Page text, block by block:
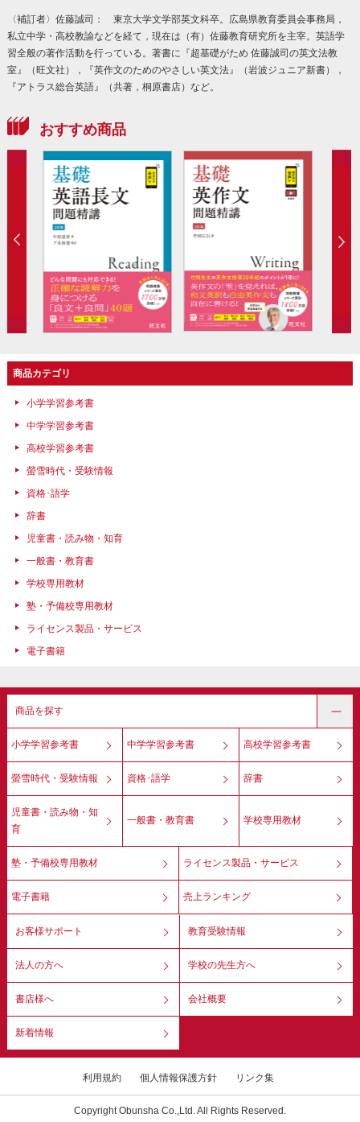
〈補訂者〉佐藤誠司： 東京大学文学部英文科卒。広島県教育委員会事務局，
私立中学・高校教諭などを経て，現在は（有）佐藤教育研究所を主宰。英語学
習全般の著作活動を行っている。著書に『超基礎がため 佐藤誠司の英文法教
室』（旺文社），『英作文のためのやさしい英文法』（岩波ジュニア新書），
『アトラス総合英語』（共著，桐原書店）など。
おすすめ商品
商品カテゴリ
小学学習参考書
中学学習参考書
高校学習参考書
螢雪時代・受験情報
資格･語学
辞書
児童書・読み物・知育
一般書・教育書
学校専用教材
塾・予備校専用教材
ライセンス製品・サービス
電子書籍
商品を探す
小学学習参考書 中学学習参考書 高校学習参考書
螢雪時代・受験情報 資格･語学 辞書
児童書・読み物・知
育
一般書・教育書 学校専用教材
塾・予備校専用教材 ライセンス製品・サービス
電子書籍 売上ランキング
お客様サポート 教育受験情報
法人の方へ 学校の先生方へ
書店様へ 会社概要
新着情報
利用規約 個人情報保護方針 リンク集
Copyright Obunsha Co.,Ltd. All Rights Reserved.